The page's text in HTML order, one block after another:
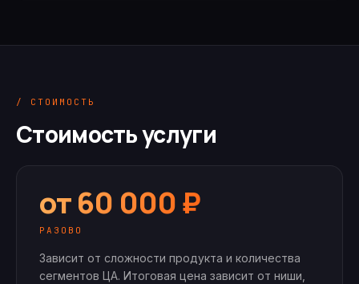
/ СТОИМОСТЬ
Стоимость услуги
от 60 000 ₽
РАЗОВО
Зависит от сложности продукта и количества
сегментов ЦА. Итоговая цена зависит от ниши,